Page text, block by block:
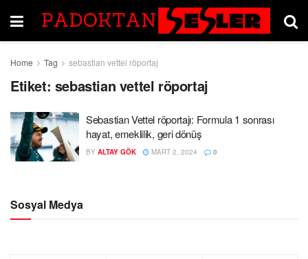
Home Tag sebastian vettel röportaj
Etiket: sebastian vettel röportaj
Sebastian Vettel röportajı: Formula 1 sonrası
hayat, emeklilik, geri dönüş
BY ALTAY GÖK MART 2, 2024 0
Sosyal Medya